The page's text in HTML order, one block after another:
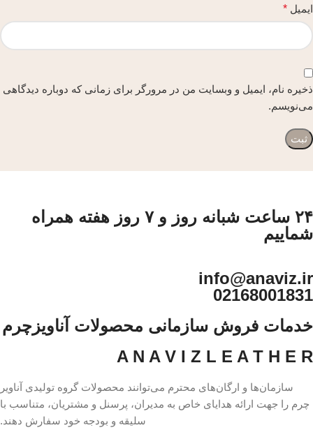
ایمیل *
ذخیره نام، ایمیل و وبسایت من در مرورگر برای زمانی که دوباره دیدگاهی
می‌نویسم.
۲۴ ساعت شبانه روز و ۷ روز هفته همراه
شماییم
info@anaviz.ir
02168001831
خدمات فروش سازمانی محصولات آناویزچرم
A N A V I Z L E A T H E R
سازمان‌ها و ارگان‌های محترم می‌توانند محصولات گروه تولیدی آناویر
چرم را جهت ارائه هدایای خاص به مدیران، پرسنل و مشتریان، متناسب با
سلیقه و بودجه خود سفارش دهند.